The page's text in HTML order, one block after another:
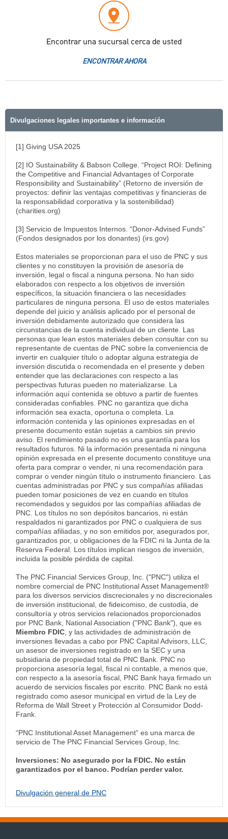
Encontrar una sucursal cerca de usted
ENCONTRAR AHORA
Divulgaciones legales importantes e información
[1] Giving USA 2025
[2] IO Sustainability & Babson College. “Project ROI: Defining
the Competitive and Financial Advantages of Corporate
Responsibility and Sustainability” (Retorno de inversión de
proyectos: definir las ventajas competitivas y financieras de
la responsabilidad corporativa y la sostenibilidad)
(charities.org)
[3] Servicio de Impuestos Internos. “Donor-Advised Funds”
(Fondos designados por los donantes) (irs.gov)
Estos materiales se proporcionan para el uso de PNC y sus
clientes y no constituyen la provisión de asesoría de
inversión, legal o fiscal a ninguna persona. No han sido
elaborados con respecto a los objetivos de inversión
específicos, la situación financiera o las necesidades
particulares de ninguna persona. El uso de estos materiales
depende del juicio y análisis aplicado por el personal de
inversión debidamente autorizado que considera las
circunstancias de la cuenta individual de un cliente. Las
personas que lean estos materiales deben consultar con su
representante de cuentas de PNC sobre la conveniencia de
invertir en cualquier título o adoptar alguna estrategia de
inversión discutida o recomendada en el presente y deben
entender que las declaraciones con respecto a las
perspectivas futuras pueden no materializarse. La
información aquí contenida se obtuvo a partir de fuentes
consideradas confiables. PNC no garantiza que dicha
información sea exacta, oportuna o completa. La
información contenida y las opiniones expresadas en el
presente documento están sujetas a cambios sin previo
aviso. El rendimiento pasado no es una garantía para los
resultados futuros. Ni la información presentada ni ninguna
opinión expresada en el presente documento constituye una
oferta para comprar o vender, ni una recomendación para
comprar o vender ningún título o instrumento financiero. Las
cuentas administradas por PNC y sus compañías afiliadas
pueden tomar posiciones de vez en cuando en títulos
recomendados y seguidos por las compañías afiliadas de
PNC. Los títulos no son depósitos bancarios, ni están
respaldados ni garantizados por PNC o cualquiera de sus
compañías afiliadas, y no son emitidos por, asegurados por,
garantizados por, u obligaciones de la FDIC ni la Junta de la
Reserva Federal. Los títulos implican riesgos de inversión,
incluida la posible pérdida de capital.
The PNC Financial Services Group, Inc. ("PNC") utiliza el
nombre comercial de PNC Institutional Asset Management®
para los diversos servicios discrecionales y no discrecionales
de inversión institucional, de fideicomiso, de custodia, de
consultoría y otros servicios relacionados proporcionados
por PNC Bank, National Association ("PNC Bank"), que es
Miembro FDIC , y las actividades de administración de
inversiones llevadas a cabo por PNC Capital Advisors, LLC,
un asesor de inversiones registrado en la SEC y una
subsidiaria de propiedad total de PNC Bank. PNC no
proporciona asesoría legal, fiscal ni contable, a menos que,
con respecto a la asesoría fiscal, PNC Bank haya firmado un
acuerdo de servicios fiscales por escrito. PNC Bank no está
registrado como asesor municipal en virtud de la Ley de
Reforma de Wall Street y Protección al Consumidor Dodd-
Frank.
“PNC Institutional Asset Management” es una marca de
servicio de The PNC Financial Services Group, Inc.
Inversiones: No asegurado por la FDIC. No están
garantizados por el banco. Podrían perder valor.
Divulgación general de PNC